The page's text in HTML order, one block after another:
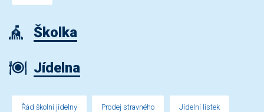
Školka
Jídelna
Řád školní jídelny Prodej stravného Jídelní lístek